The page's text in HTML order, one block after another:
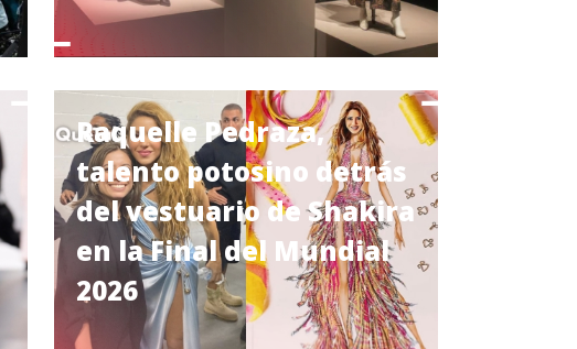
Raquelle Pedraza,
talento potosino detrás
del vestuario de Shakira
en la Final del Mundial
2026